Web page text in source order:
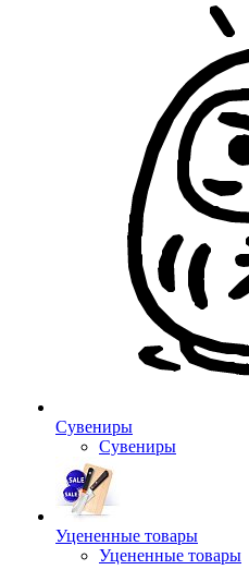
Сувениры
Сувениры
Уцененные товары
Уцененные товары